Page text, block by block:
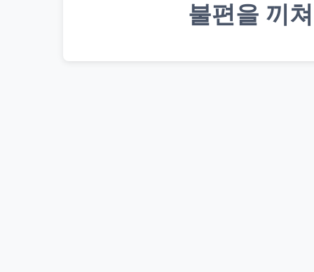
불편을 끼